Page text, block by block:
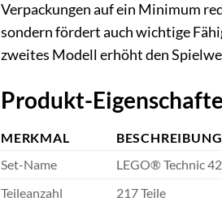
Verpackungen auf ein Minimum
sondern fördert auch wichtige
zweites Modell erhöht den
Produkt-
MERKMAL
BESCHREIBUNG
Set-Name
LEGO® Technic
Teileanzahl
217 Teile